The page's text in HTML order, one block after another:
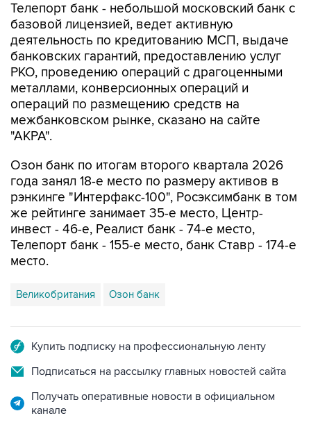
Телепорт банк - небольшой московский банк с
базовой лицензией, ведет активную
деятельность по кредитованию МСП, выдаче
банковских гарантий, предоставлению услуг
РКО, проведению операций с драгоценными
металлами, конверсионных операций и
операций по размещению средств на
межбанковском рынке, сказано на сайте
"АКРА".
Озон банк по итогам второго квартала 2026
года занял 18-е место по размеру активов в
рэнкинге "Интерфакс-100", Росэксимбанк в том
же рейтинге занимает 35-е место, Центр-
инвест - 46-е, Реалист банк - 74-е место,
Телепорт банк - 155-е место, банк Ставр - 174-е
место.
Великобритания Озон банк
Купить подписку на профессиональную ленту
Подписаться на рассылку главных новостей сайта
Получать оперативные новости в официальном
канале